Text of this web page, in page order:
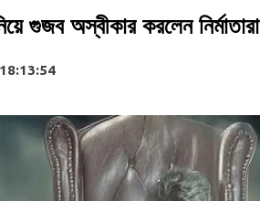
গুজব অস্বীকার করলেন নির্মাতারা